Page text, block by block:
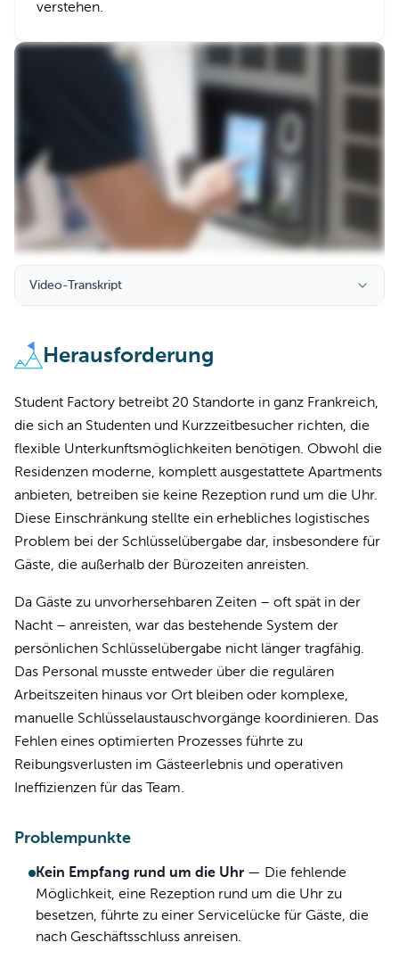
verstehen.
Video-Transkript
Herausforderung
Student Factory betreibt 20 Standorte in ganz Frankreich,
die sich an Studenten und Kurzzeitbesucher richten, die
flexible Unterkunftsmöglichkeiten benötigen. Obwohl die
Residenzen moderne, komplett ausgestattete Apartments
anbieten, betreiben sie keine Rezeption rund um die Uhr.
Diese Einschränkung stellte ein erhebliches logistisches
Problem bei der Schlüsselübergabe dar, insbesondere für
Gäste, die außerhalb der Bürozeiten anreisten.
Da Gäste zu unvorhersehbaren Zeiten – oft spät in der
Nacht – anreisten, war das bestehende System der
persönlichen Schlüsselübergabe nicht länger tragfähig.
Das Personal musste entweder über die regulären
Arbeitszeiten hinaus vor Ort bleiben oder komplexe,
manuelle Schlüsselaustauschvorgänge koordinieren. Das
Fehlen eines optimierten Prozesses führte zu
Reibungsverlusten im Gästeerlebnis und operativen
Ineffizienzen für das Team.
Problempunkte
Kein Empfang rund um die Uhr — Die fehlende
Möglichkeit, eine Rezeption rund um die Uhr zu
besetzen, führte zu einer Servicelücke für Gäste, die
nach Geschäftsschluss anreisen.